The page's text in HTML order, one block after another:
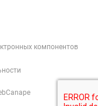
компонентов